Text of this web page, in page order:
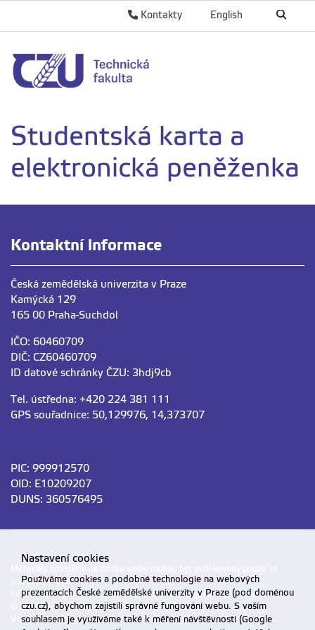
English
Kontakty
Studentská karta a
elektronická peněženka
Kontaktní informace
Česká zemědělská univerzita v Praze
Kamýcká 129
165 00 Praha-Suchdol
IČO: 60460709
DIČ: CZ60460709
ID datové schránky ČZU: 3hdj9cb
Tel. ústředna: +420 224 381 111
GPS souřadnice: 50,129976, 14,373707
PIC: 999912570
OID: E10209207
DUNS: 360576495
souhlasem ČZU.
Informace o zpracování a ochraně osobních údajů na ČZU v Praze.
© 2026 Česká zemědělská univerzita v Praze
Všechna práva vyhrazena
Nastavení cookies
Používáme cookies a podobné technologie na webových
prezentacích České zemědělské univerzity v Praze (pod doménou
czu.cz), abychom zajistili správné fungování webu. S vaším
souhlasem je využíváme také k měření návštěvnosti (Google